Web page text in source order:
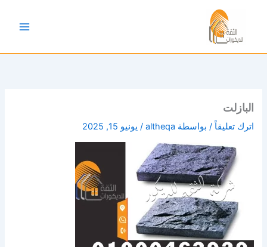
المحتوى
البازلت
اترك تعليقاً / بواسطة altheqa
/ يونيو 15, 2025